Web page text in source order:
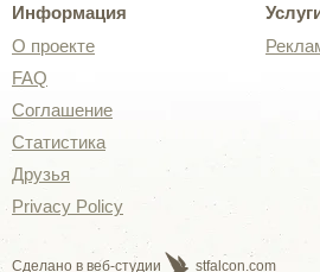
Информация
О проекте
FAQ
Соглашение
Статистика
Друзья
Privacy Policy
Сделано в веб-студии stfalcon.com